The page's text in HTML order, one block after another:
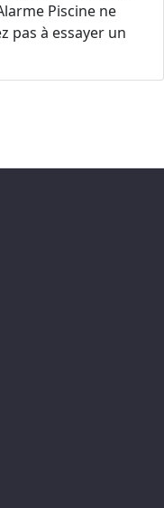
Piscine ne
pas à essayer un